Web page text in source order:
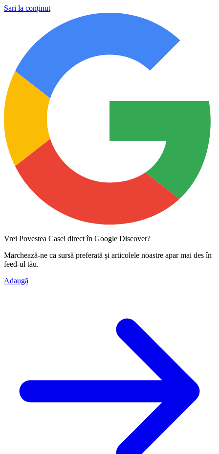
Sari la conținut
Vrei Povestea Casei direct în Google Discover?
Marchează-ne ca sursă preferată și articolele noastre apar mai des în
feed-ul tău.
Adaugă